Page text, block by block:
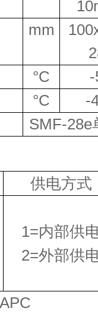
mm
°C
°C
-
SMF-28e
供电方式
1=内部供
2=外部供